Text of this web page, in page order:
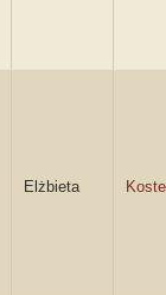
Elżbieta